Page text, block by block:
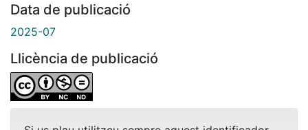
Data de publicació
2025-07
Llicència de publicació